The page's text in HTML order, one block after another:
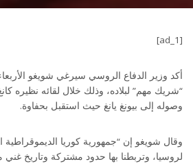
[ad_1]
أكد وزير الدفاع الروسي سيرغي شويغو
“شريك مهم” لبلاده، وذلك خلال لقائه نظيره
وصوله إلى بيونغ يانغ حيث استقبل بحفاوة.
وقال شويغو إن “جمهورية كوريا
لروسيا، وتربطنا بها حدود مشتركة وتاريخ غني